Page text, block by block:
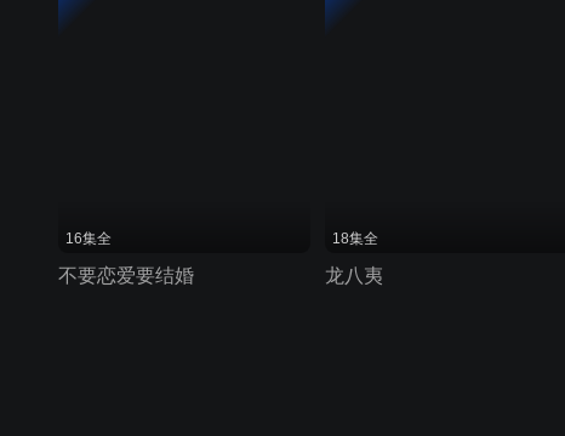
16集全
不要恋爱要结婚
18集全
龙八夷